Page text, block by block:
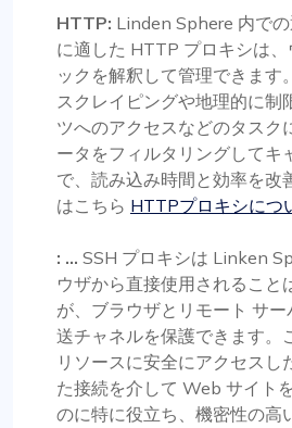
HTTP: Linden Sphere 内で
に適した HTTP プロキシは、
ックを解釈して管理できます
スクレイピングや地理的に制
ツへのアクセスなどのタスク
ータをフィルタリングしてキ
で、読み込み時間と効率を改
はこちら HTTPプロキシにつ
: ... SSH プロキシは Linken
ウザから直接使用されること
が、ブラウザとリモート サ
送チャネルを保護できます。
リソースに安全にアクセスし
た接続を介して Web サイト
のに特に役立ち、機密性の高